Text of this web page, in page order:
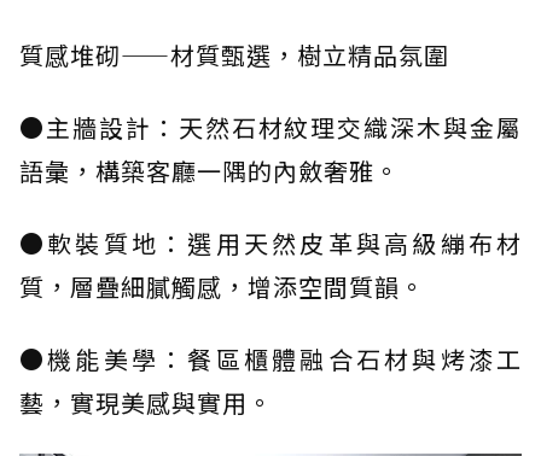
質感堆砌——材質甄選，樹立精品氛圍
●主牆設計：天然石材紋理交織深木與金屬
語彙，構築客廳一隅的內斂奢雅。
●軟裝質地：選用天然皮革與高級繃布材
質，層疊細膩觸感，增添空間質韻。
●機能美學：餐區櫃體融合石材與烤漆工
藝，實現美感與實用。